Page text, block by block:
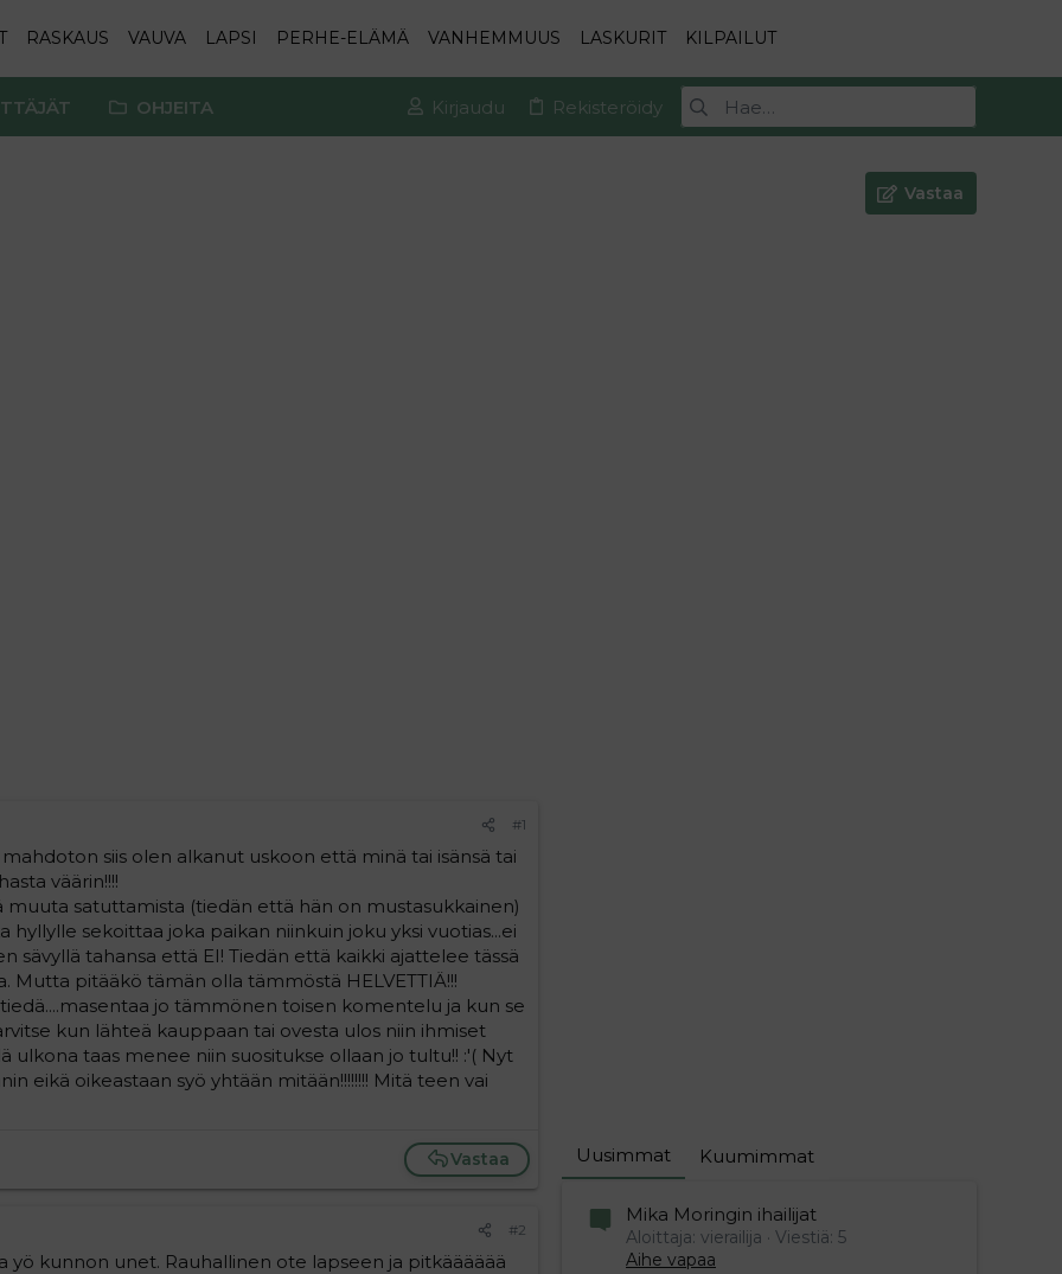
RASKAUS VAUVA LAPSI PERHE-ELÄMÄ VANHEMMUUS LASKURIT KILPAILUT
OHJEITA Kirjaudu Rekisteröidy
Vastaa
#1
siis olen alkanut uskoon että minä tai isänsä tai
väärin!!!!
muuta satuttamista (tiedän että hän on mustasukkainen)
hyllylle sekoittaa joka paikan niinkuin joku yksi vuotias...ei
sävyllä tahansa että EI! Tiedän että kaikki ajattelee tässä
Mutta pitääkö tämän olla tämmöstä HELVETTIÄ!!!
jo tämmönen toisen komentelu ja kun se
kun lähteä kauppaan tai ovesta ulos niin ihmiset
ulkona taas menee niin suositukse ollaan jo tultu!! :'( Nyt
eikä oikeastaan syö yhtään mitään!!!!!!!! Mitä teen vai
Vastaa
#2
yö kunnon unet. Rauhallinen ote lapseen ja pitkääääää
Uusimmat Kuumimmat
Mika Moringin ihailijat
Aloittaja: vierailija
Viestiä: 5
Aihe vapaa